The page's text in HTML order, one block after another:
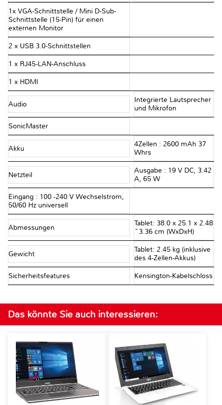
1x VGA-Schnittstelle / Mini D-Sub-
Schnittstelle (15-Pin) für einen
externen Monitor
2 x USB 3.0-Schnittstellen
1 x RJ45-LAN-Anschluss
1 x HDMI
Audio
Integrierte Lautsprecher
und Mikrofon
SonicMaster
Akku
4Zellen : 2600 mAh 37
Whrs
Netzteil
Ausgabe : 19 V DC, 3.42
A, 65 W
Eingang : 100 -240 V Wechselstrom,
50/60 Hz universell
Abmessungen
Tablet: 38.0 x 25.1 x 2.48
~3.36 cm (WxDxH)
Gewicht
Tablet: 2.45 kg (inklusive
des 4-Zellen-Akkus)
Sicherheitsfeatures Kensington-Kabelschloss
Das könnte Sie auch interessieren: